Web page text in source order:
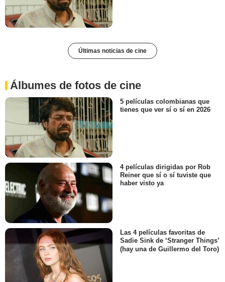
Últimas noticias de cine
Álbumes de fotos de cine
5 películas colombianas que
tienes que ver sí o sí en 2026
4 películas dirigidas por Rob
Reiner que sí o sí tuviste que
haber visto ya
Las 4 películas favoritas de
Sadie Sink de ‘Stranger Things’
(hay una de Guillermo del Toro)